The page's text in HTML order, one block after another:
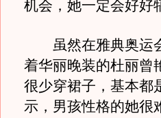
机会，她一定会好好
虽然在雅典奥运会
着华丽晚装的杜丽曾
很少穿裙子，基本都
示，男孩性格的她很